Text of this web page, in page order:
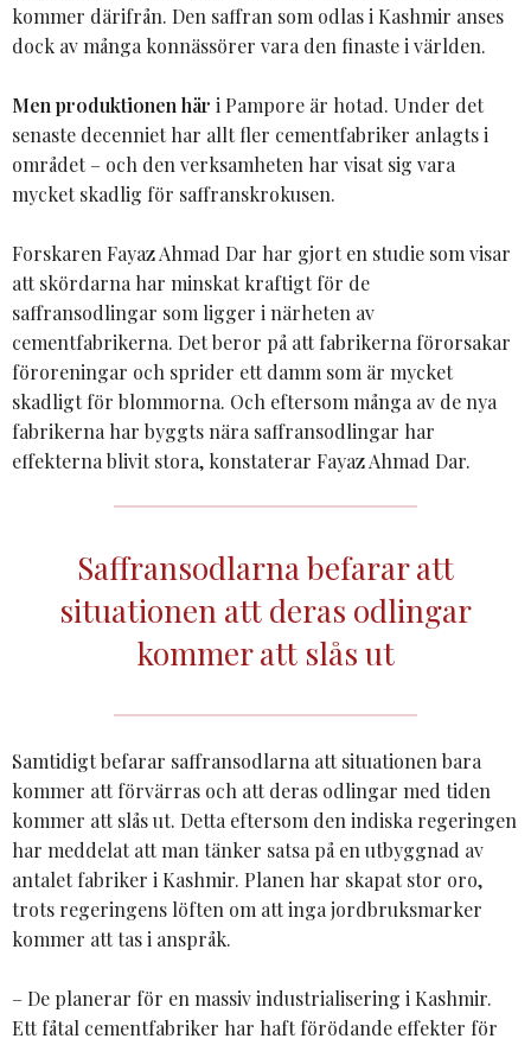
kommer därifrån. Den saffran som odlas i Kashmir anses
dock av många konnässörer vara den finaste i världen.
Men produktionen här i Pampore är hotad. Under det
senaste decenniet har allt fler cementfabriker anlagts i
området – och den verksamheten har visat sig vara
mycket skadlig för saffranskrokusen.
Forskaren Fayaz Ahmad Dar har gjort en studie som visar
att skördarna har minskat kraftigt för de
saffransodlingar som ligger i närheten av
cementfabrikerna. Det beror på att fabrikerna förorsakar
föroreningar och sprider ett damm som är mycket
skadligt för blommorna. Och eftersom många av de nya
fabrikerna har byggts nära saffransodlingar har
effekterna blivit stora, konstaterar Fayaz Ahmad Dar.
Saffransodlarna befarar att
situationen att deras odlingar
kommer att slås ut
Samtidigt befarar saffransodlarna att situationen bara
kommer att förvärras och att deras odlingar med tiden
kommer att slås ut. Detta eftersom den indiska regeringen
har meddelat att man tänker satsa på en utbyggnad av
antalet fabriker i Kashmir. Planen har skapat stor oro,
trots regeringens löften om att inga jordbruksmarker
kommer att tas i anspråk.
– De planerar för en massiv industrialisering i Kashmir.
Ett fåtal cementfabriker har haft förödande effekter för